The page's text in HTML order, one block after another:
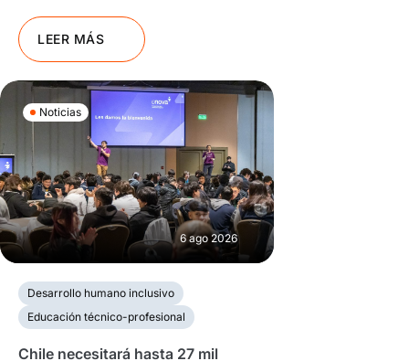
LEER MÁS
Noticias
6 ago 2026
Desarrollo humano inclusivo
Educación técnico-profesional
Chile necesitará hasta 27 mil